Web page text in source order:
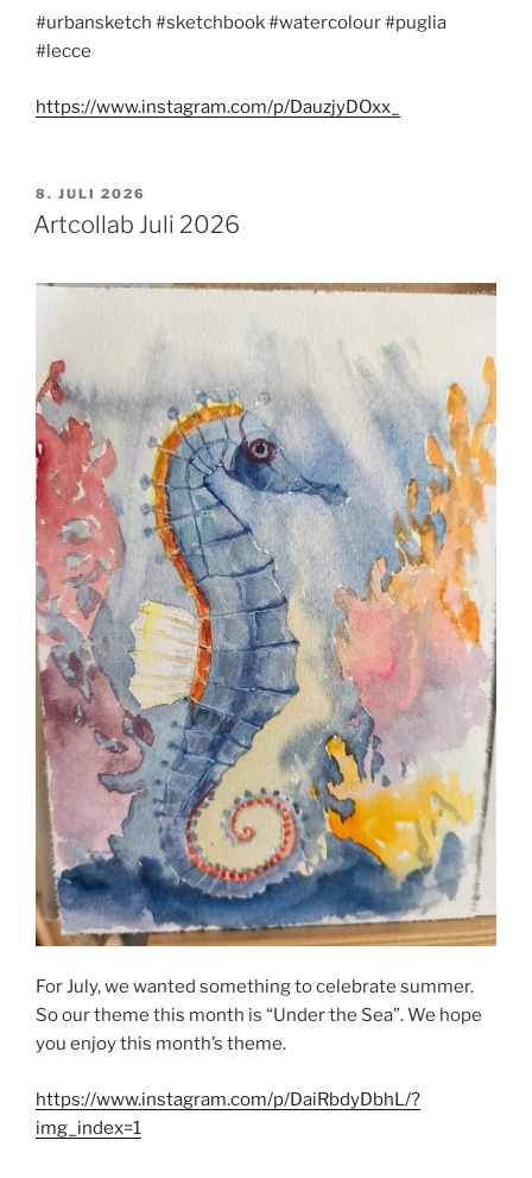
#urbansketch #sketchbook #watercolour #puglia
#lecce
https://www.instagram.com/p/DauzjyDOxx_
VERÖFFENTLICHT
AM
8. JULI 2026
Artcollab Juli 2026
For July, we wanted something to celebrate summer.
So our theme this month is “Under the Sea”. We hope
you enjoy this month’s theme.
https://www.instagram.com/p/DaiRbdyDbhL/?
img_index=1